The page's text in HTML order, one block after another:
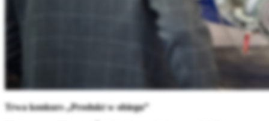
Trwa konkurs „Produkt w obiegu”